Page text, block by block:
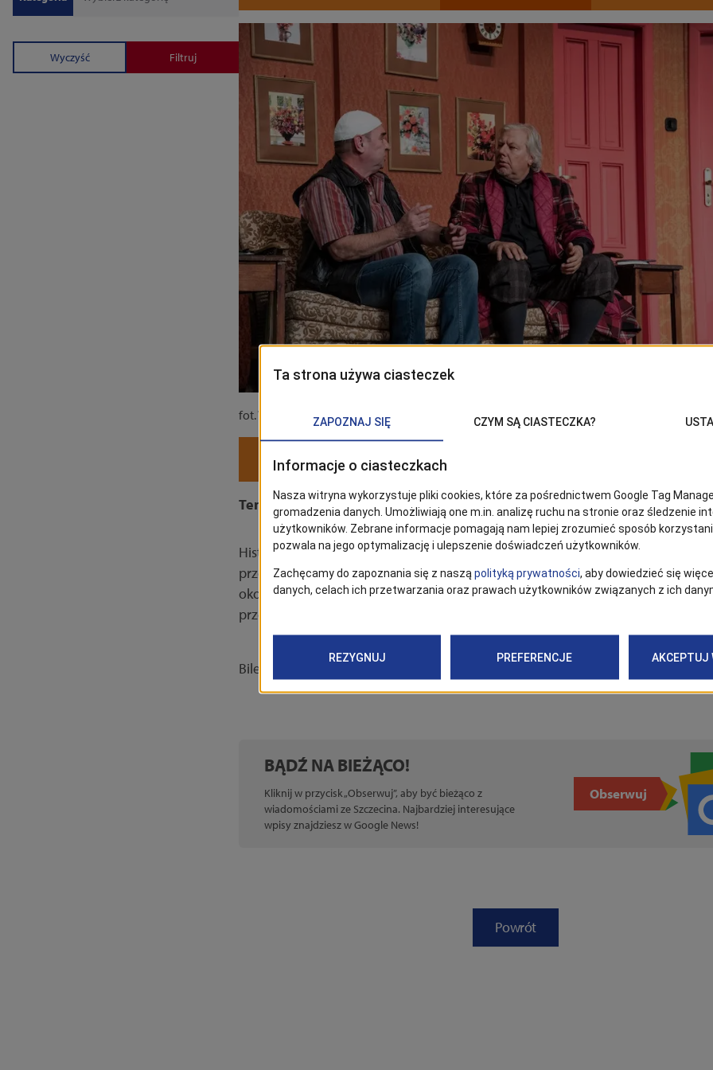
Wyczyść Filtruj
fot. Włodzimierz Piątek
Ten spektakl to hit! Powstał w zaledwie 10 dni, a od blisko ćwierćwiecza
Historia pechowego taksówkarza-bigamisty, którego szczęśliwe życie u boku
przerywa niespodziewany wypadek. Następujące po nim lawinowo dziwne
okoliczności, omyłkowo zrozumiane przez bohaterów wypowiedzi i błędnie
przez nich wydarzenia doprowadzają do absurdalnego zawikłania sytuacji.
Bilety oraz informacje:
BĄDŹ NA BIEŻĄCO!
Kliknij w przycisk „Obserwuj”, aby być bieżąco z
wiadomościami ze Szczecina. Najbardziej interesujące
wpisy znajdziesz w Google News!
Obserwuj
Powrót